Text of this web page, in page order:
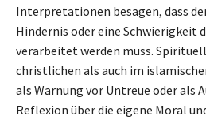
Interpretationen besagen, dass
Hindernis oder eine Schwierigkeit
verarbeitet werden muss.
christlichen als auch im
als Warnung vor Untreue oder als
Reflexion über die eigene Moral